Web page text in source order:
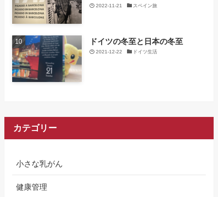
2022-11-21 スペイン旅
ドイツの冬至と日本の冬至
2021-12-22 ドイツ生活
カテゴリー
小さな乳がん
健康管理